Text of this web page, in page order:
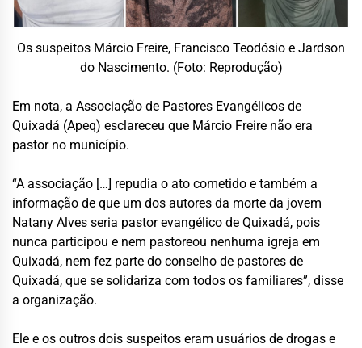
Os suspeitos Márcio Freire, Francisco Teodósio e Jardson
do Nascimento. (Foto: Reprodução)
Em nota, a Associação de Pastores Evangélicos de
Quixadá (Apeq) esclareceu que Márcio Freire não era
pastor no município.
“A associação […] repudia o ato cometido e também a
informação de que um dos autores da morte da jovem
Natany Alves seria pastor evangélico de Quixadá, pois
nunca participou e nem pastoreou nenhuma igreja em
Quixadá, nem fez parte do conselho de pastores de
Quixadá, que se solidariza com todos os familiares”, disse
a organização.
Ele e os outros dois suspeitos eram usuários de drogas e